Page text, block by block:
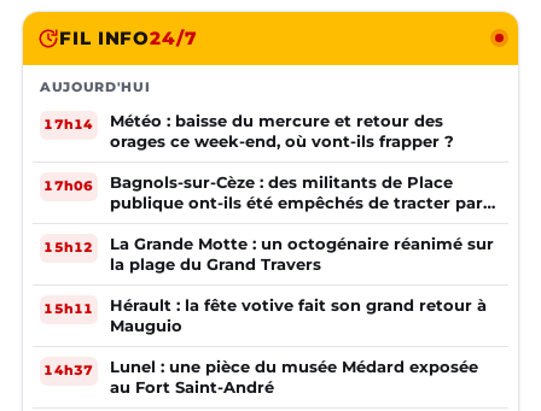
FIL INFO24/7
AUJOURD'HUI
17h14
Météo : baisse du mercure et retour des
orages ce week-end, où vont-ils frapper ?
17h06
Bagnols-sur-Cèze : des militants de Place
publique ont-ils été empêchés de tracter par
la mairie ?
15h12
La Grande Motte : un octogénaire réanimé sur
la plage du Grand Travers
15h11
Hérault : la fête votive fait son grand retour à
Mauguio
14h37
Lunel : une pièce du musée Médard exposée
au Fort Saint-André